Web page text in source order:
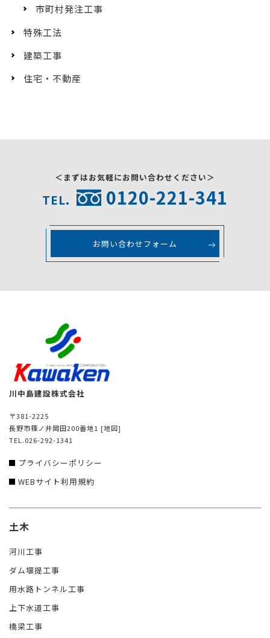
市町村発注工事
特殊工法
建築工事
住宅・不動産
＜まずはお気軽にお問い合わせください＞
TEL. 0120-221-341
お問い合わせフォーム
川中島建設株式会社
〒381-2225
長野市篠ノ井岡田200番地1 [地図]
TEL.026-292-1341
プライバシーポリシー
WEBサイト利用規約
土木
河川工事
ダム堰提工事
用水路トンネル工事
上下水道工事
橋梁工事